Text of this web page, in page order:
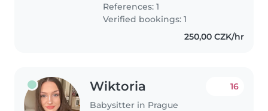
References: 1
Verified bookings: 1
250,00 CZK/hr
Wiktoria
Babysitter in Prague
16